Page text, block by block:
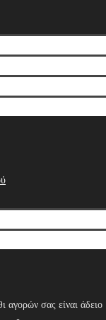
αγορών σας είναι άδειο